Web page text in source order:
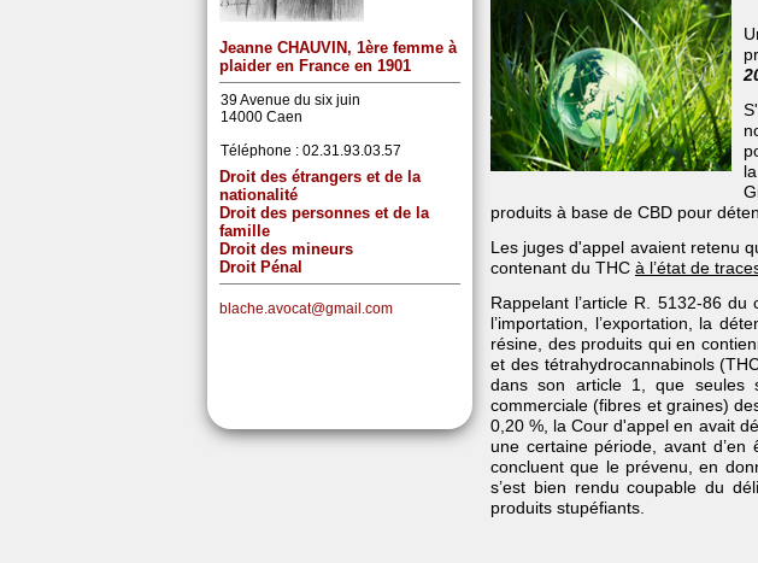
Jeanne CHAUVIN, 1ère femme à
plaider en France en 1901
39 Avenue du six juin
14000 Caen
Téléphone : 02.31.93.03.57
Droit des étrangers et de la
nationalité
Droit des personnes et de la
famille
Droit des mineurs
Droit Pénal
blache.avocat@gmail.com
produits à base de CBD pour
Les juges d'appel avaient retenu
contenant du THC à l’état de
Rappelant l’article R. 5132-86
l’importation, l’exportation, la
résine, des produits qui en
et des tétrahydrocannabinols
dans son article 1, que seules
commerciale (fibres et graines)
0,20 %, la Cour d'appel en avait
une certaine période, avant
concluent que le prévenu, en
s’est bien rendu coupable du
produits stupéfiants.